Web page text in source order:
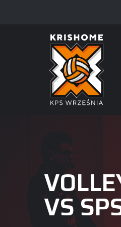
VS